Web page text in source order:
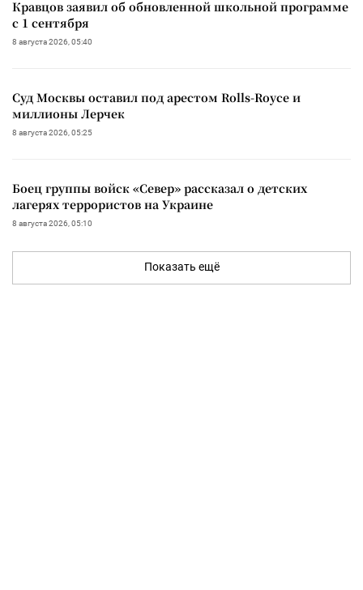
Кравцов заявил об обновленной школьной программе
с 1 сентября
8 августа 2026, 05:40
Суд Москвы оставил под арестом Rolls-Royce и
миллионы Лерчек
8 августа 2026, 05:25
Боец группы войск «Север» рассказал о детских
лагерях террористов на Украине
8 августа 2026, 05:10
Показать ещё